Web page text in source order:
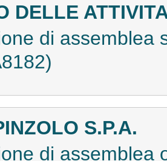
DELLE
di assemblea
S.P.A.
di assemblea